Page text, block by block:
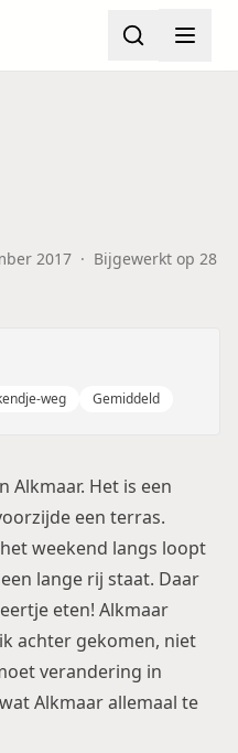
2017 · Bijgewerkt op 28
weg Gemiddeld
Alkmaar. Het is een
een terras.
weekend langs loopt
lange rij staat. Daar
eten! Alkmaar
achter gekomen, niet
verandering in
Alkmaarallemaal te